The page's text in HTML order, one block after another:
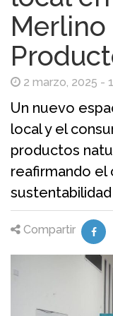
Merlino
2 marzo, 2025 -
Un nuevo
local y el
productos
reafirmando el
Compartir